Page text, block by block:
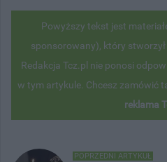
Powyższy tekst jest
sponsorowany), który stworzył
Redakcja Tcz.pl nie ponosi
w tym artykule. Chcesz zamówić
reklama
POPRZEDNI ARTYKUŁ